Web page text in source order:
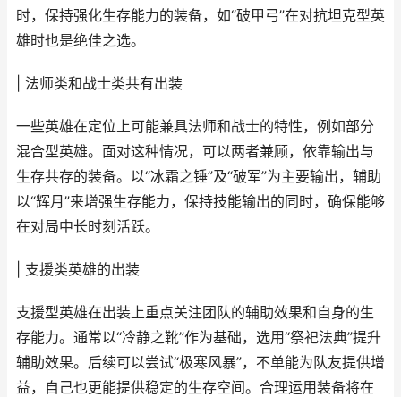
时，保持强化生存能力的装备，如“破甲弓”在对抗坦克型英
雄时也是绝佳之选。
| 法师类和战士类共有出装
一些英雄在定位上可能兼具法师和战士的特性，例如部分
混合型英雄。面对这种情况，可以两者兼顾，依靠输出与
生存共存的装备。以“冰霜之锤”及“破军”为主要输出，辅助
以“辉月”来增强生存能力，保持技能输出的同时，确保能够
在对局中长时刻活跃。
| 支援类英雄的出装
支援型英雄在出装上重点关注团队的辅助效果和自身的生
存能力。通常以“冷静之靴”作为基础，选用“祭祀法典”提升
辅助效果。后续可以尝试“极寒风暴”，不单能为队友提供增
益，自己也更能提供稳定的生存空间。合理运用装备将在